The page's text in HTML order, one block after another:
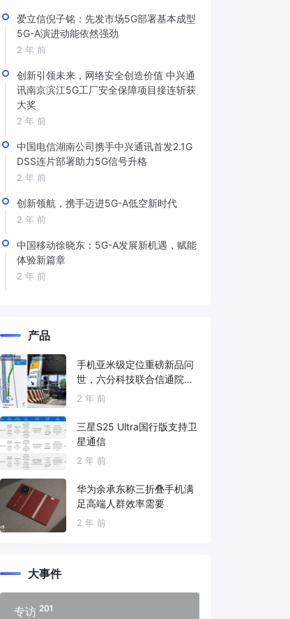
爱立信倪子铭：先发市场5G部署基本成型
5G-A演进动能依然强劲
2 年 前
创新引领未来，网络安全创造价值 中兴通
讯南京滨江5G工厂安全保障项目接连斩获
大奖
2 年 前
中国电信湖南公司携手中兴通讯首发2.1G
DSS连片部署助力5G信号升格
2 年 前
创新领航，携手迈进5G-A低空新时代
2 年 前
中国移动徐晓东：5G-A发展新机遇，赋能
体验新篇章
2 年 前
产品
手机亚米级定位重磅新品问
世，六分科技联合信通院发
布免费服务
2 年 前
三星S25 Ultra国行版支持卫
星通信
2 年 前
华为余承东称三折叠手机满
足高端人群效率需要
2 年 前
大事件
专访 201